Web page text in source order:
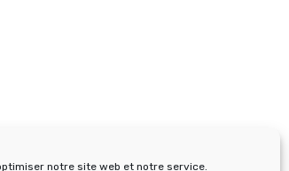
notre site web et notre service.